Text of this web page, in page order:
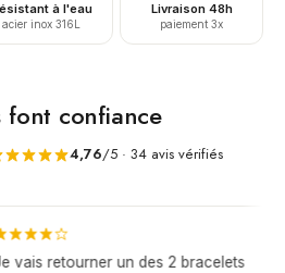
à l'eau
acier inox 316L
Livraison 48h
paiement 3x
font confiance
4,76/5 · 34 avis vérifiés
vais retourner un des 2 bracelets